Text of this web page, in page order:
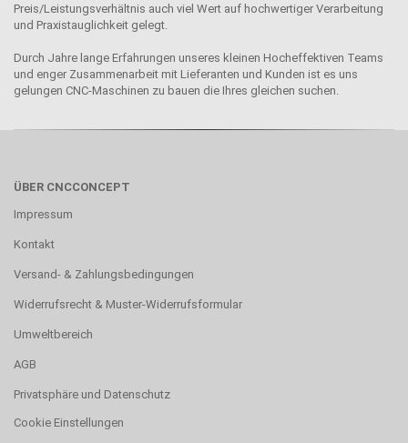
Preis/Leistungsverhältnis auch viel Wert auf hochwertiger Verarbeitung
und Praxistauglichkeit gelegt.
Durch Jahre lange Erfahrungen unseres kleinen Hocheffektiven Teams
und enger Zusammenarbeit mit Lieferanten und Kunden ist es uns
gelungen CNC-Maschinen zu bauen die Ihres gleichen suchen.
ÜBER CNCCONCEPT
Impressum
Kontakt
Versand- & Zahlungsbedingungen
Widerrufsrecht & Muster-Widerrufsformular
Umweltbereich
AGB
Privatsphäre und Datenschutz
Cookie Einstellungen